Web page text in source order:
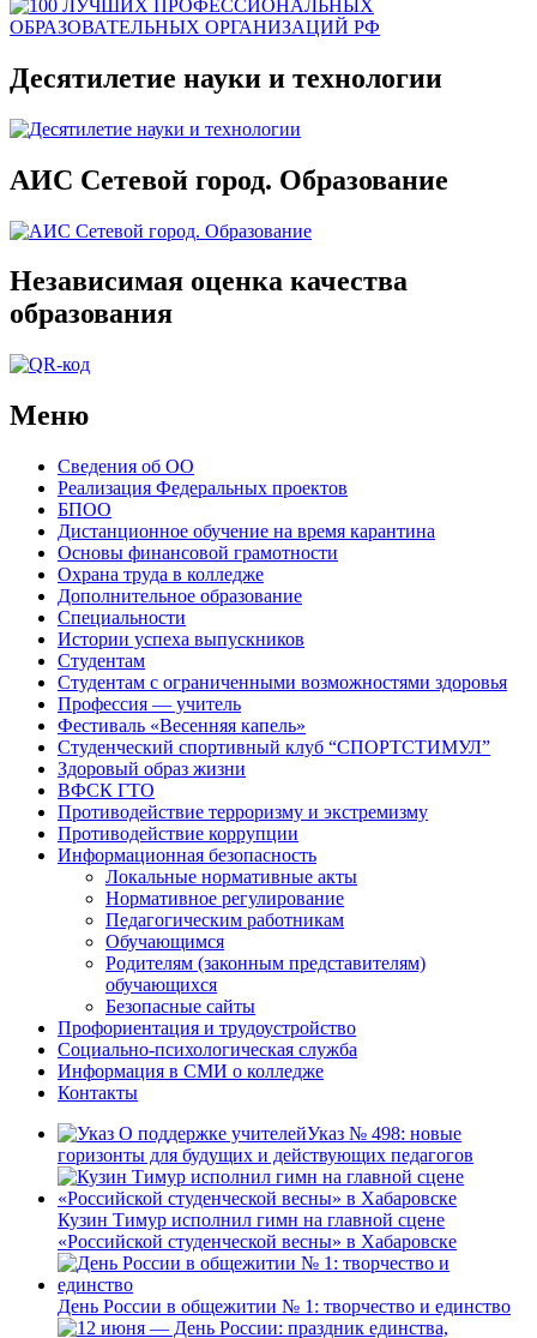
Десятилетие науки и технологии
АИС Сетевой город. Образование
Независимая оценка качества
образования
Меню
Сведения об ОО
Реализация Федеральных проектов
БПОО
Дистанционное обучение на время карантина
Основы финансовой грамотности
Охрана труда в колледже
Дополнительное образование
Специальности
Истории успеха выпускников
Студентам
Студентам с ограниченными возможностями здоровья
Профессия — учитель
Фестиваль «Весенняя капель»
Студенческий спортивный клуб “СПОРТСТИМУЛ”
Здоровый образ жизни
ВФСК ГТО
Противодействие терроризму и экстремизму
Противодействие коррупции
Информационная безопасность
Локальные нормативные акты
Нормативное регулирование
Педагогическим работникам
Обучающимся
Родителям (законным представителям)
обучающихся
Безопасные сайты
Профориентация и трудоустройство
Социально-психологическая служба
Информация в СМИ о колледже
Контакты
Указ № 498: новые
горизонты для будущих и действующих педагогов
Кузин Тимур исполнил гимн на главной сцене
«Российской студенческой весны» в Хабаровске
День России в общежитии № 1: творчество и единство